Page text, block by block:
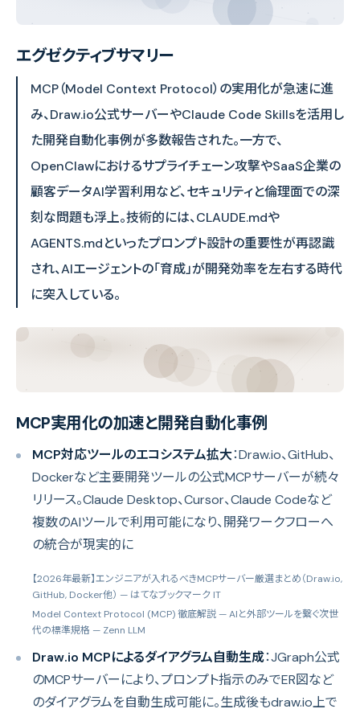
エグゼクティブサマリー
MCP（Model Context Protocol）の実用化が急速に進
み、Draw.io公式サーバーやClaude Code Skillsを活用し
た開発自動化事例が多数報告された。一方で、
OpenClawにおけるサプライチェーン攻撃やSaaS企業の
顧客データAI学習利用など、セキュリティと倫理面での深
刻な問題も浮上。技術的には、CLAUDE.mdや
AGENTS.mdといったプロンプト設計の重要性が再認識
され、AIエージェントの「育成」が開発効率を左右する時代
に突入している。
MCP実用化の加速と開発自動化事例
MCP対応ツールのエコシステム拡大：Draw.io、GitHub、
Dockerなど主要開発ツールの公式MCPサーバーが続々
リリース。Claude Desktop、Cursor、Claude Codeなど
複数のAIツールで利用可能になり、開発ワークフローへ
の統合が現実的に
【2026年最新】エンジニアが入れるべきMCPサーバー厳選まとめ（Draw.io,
GitHub, Docker他） — はてなブックマーク IT
Model Context Protocol (MCP) 徹底解説 — AIと外部ツールを繋ぐ次世
代の標準規格 — Zenn LLM
Draw.io MCPによるダイアグラム自動生成：JGraph公式
のMCPサーバーにより、プロンプト指示のみでER図など
のダイアグラムを自動生成可能に。生成後もdraw.io上で